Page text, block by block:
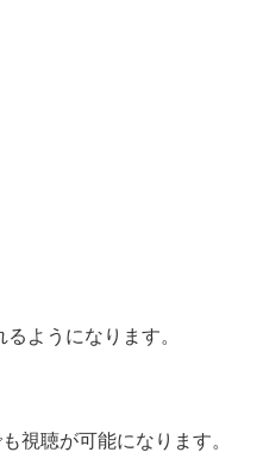
ようになります。
視聴が可能になります。